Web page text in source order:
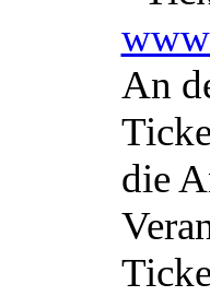
An
die